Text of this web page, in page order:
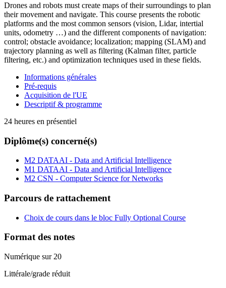
Drones and robots must create maps of their surroundings to plan
their movement and navigate. This course presents the robotic
platforms and the most common sensors (vision, Lidar, intertial
units, odometry …) and the different components of navigation:
control; obstacle avoidance; localization; mapping (SLAM) and
trajectory planning as well as filtering (Kalman filter, particle
filtering, etc.) and optimization techniques used in these fields.
Informations générales
Pré-requis
Acquisition de l'UE
Descriptif & programme
24 heures en présentiel
Diplôme(s) concerné(s)
M2 DATAAI - Data and Artificial Intelligence
M1 DATAAI - Data and Artificial Intelligence
M2 CSN - Computer Science for Networks
Parcours de rattachement
Choix de cours dans le bloc Fully Optional Course
Format des notes
Numérique sur 20
Littérale/grade réduit